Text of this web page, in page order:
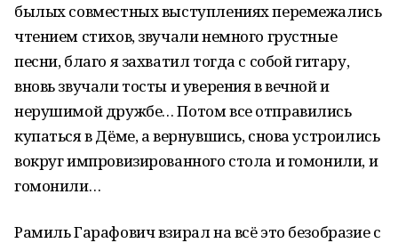
былых совместных выступлениях перемежались
чтением стихов, звучали немного грустные
песни, благо я захватил тогда с собой гитару,
вновь звучали тосты и уверения в вечной и
нерушимой дружбе… Потом все отправились
купаться в Дёме, а вернувшись, снова устроились
вокруг импровизированного стола и гомонили, и
гомонили…
Рамиль Гарафович взирал на всё это безобразие с